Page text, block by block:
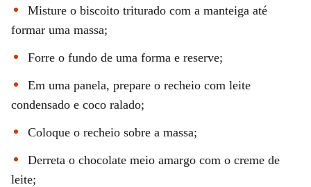
Misture o biscoito triturado com a manteiga até
formar uma massa;
Forre o fundo de uma forma e reserve;
Em uma panela, prepare o recheio com leite
condensado e coco ralado;
Coloque o recheio sobre a massa;
Derreta o chocolate meio amargo com o creme de
leite;